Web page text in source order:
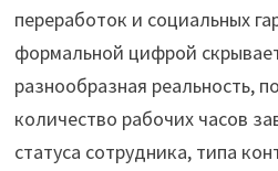
переработок и социальных
формальной цифрой
разнообразная реальность,
количество рабочих часов
статуса сотрудника, типа